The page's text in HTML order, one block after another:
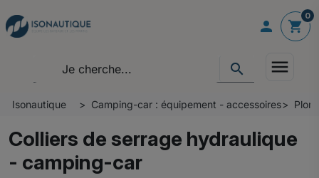
 shopping_cart
0
search menu
Isonautique Camping-car : équipement - accessoires
Colliers de serrage hydraulique
- camping-car